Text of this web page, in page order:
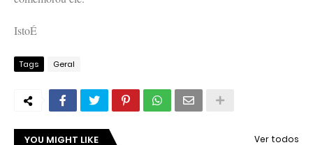
IstoÉ
Tags Geral
YOU MIGHT LIKE Ver todos